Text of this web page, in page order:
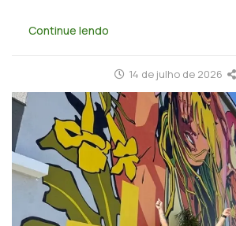
Continue lendo
14 de julho de 2026